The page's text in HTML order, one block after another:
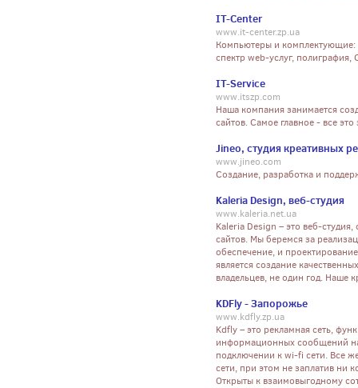
IT-Center
www.it-center.zp.ua
Компьютеры и комплектующие:
спектр web-услуг,
IT-Service
www.itszp.com
Наша компания занимается
сайтов. Самое главное - все
Jineo, студия креативных
www.jineo.com
Создание, разработка и
Kaleria Design, веб-студия
www.kaleria.net.ua
Kaleria Design – это веб-
сайтов. Мы беремся за
обеспечение, и
является создание
владельцев, не один год. Наше
KDFly - Запорожье
www.kdfly.zp.ua
Kdfly – это рекламная сеть,
информационных сообщений
подключении к wi-fi сети. Все
сети, при этом не заплатив ни
Открыты к взаимовыгодному